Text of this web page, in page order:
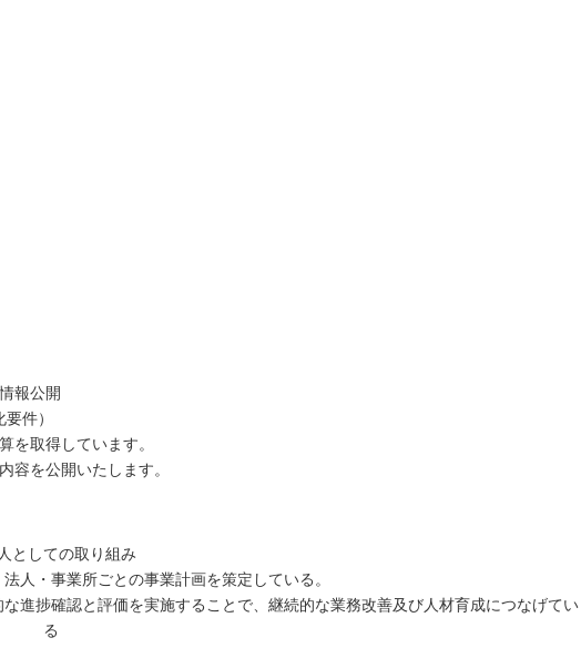
報公開
件）
を取得しています。
容を公開いたします。
としての取り組み
人・事業所ごとの事業計画を策定している。
進捗確認と評価を実施することで、継続的な業務改善及び人材育成につなげてい
る